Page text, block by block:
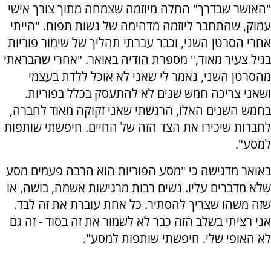
"האושר שבדרך" החלה מיוזמה שצמחה מתוך צורך אישי
עמוק, שהתחבר ליוזמה מדהימה של נשות תפוח. "הייתי
אחרי הסרטן השני, וכבר עברתי תהליך של שימור פוריות
בגיל צעיר מאוד," מספרת הודיה באואר. "אחרי שהבראתי
מהסרטן השני, נאמר לי שאני לא אוכל ללדת בעצמי
ושאני צריכה חמש שנים לא להתעסק בכלל בפוריות.
בחמש השנים האלו, הרגשתי שאני זקוקה מאוד לחברה,
לחברות שיכירו את הצד הזה של החיים. חיפשתי שותפות
למסע".
באואר מדגישה כי "מסע הפוריות הוא הרבה פעמים מסע
שלא מדברים עליו. נשים רבות מרגישות אשמה, בושה, או
שזה משהו שצריך להסתיר. כל אחת עוברת את זה לבד.
אני רציתי בשלב הזה כבר לא לשמור את זה בסוד - זה גם
לא האופי שלי. חיפשתי שותפות למסע".